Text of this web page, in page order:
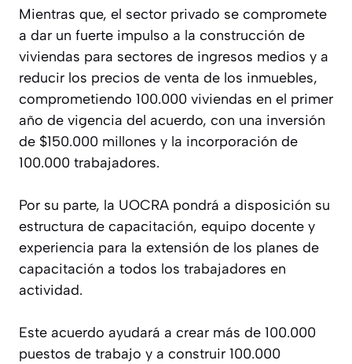
Mientras que, el sector privado se compromete
a dar un fuerte impulso a la construcción de
viviendas para sectores de ingresos medios y a
reducir los precios de venta de los inmuebles,
comprometiendo 100.000 viviendas en el primer
año de vigencia del acuerdo, con una inversión
de $150.000 millones y la incorporación de
100.000 trabajadores.
Por su parte, la UOCRA pondrá a disposición su
estructura de capacitación, equipo docente y
experiencia para la extensión de los planes de
capacitación a todos los trabajadores en
actividad.
Este acuerdo ayudará a crear más de 100.000
puestos de trabajo y a construir 100.000